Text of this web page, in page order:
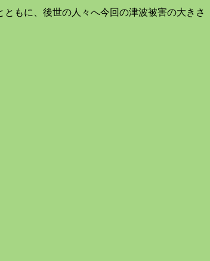
もに、後世の人々へ今回の津波被害の大きさ